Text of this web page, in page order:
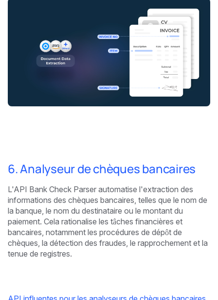
6. Analyseur de chèques bancaires
L'API Bank Check Parser automatise l'extraction des
informations des chèques bancaires, telles que le nom de
la banque, le nom du destinataire ou le montant du
paiement. Cela rationalise les tâches financières et
bancaires, notamment les procédures de dépôt de
chèques, la détection des fraudes, le rapprochement et la
tenue de registres.